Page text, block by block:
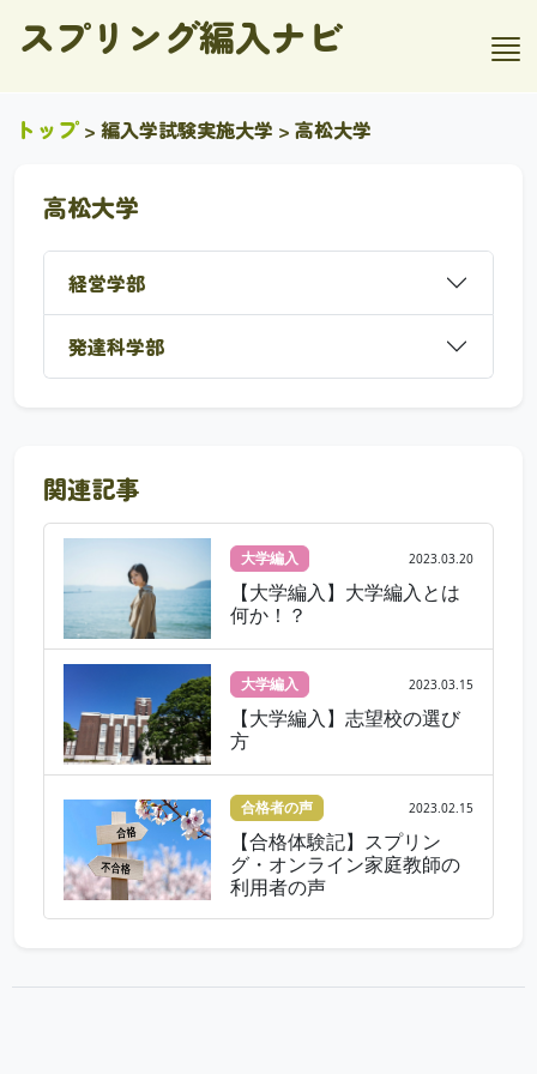
スプリング編入ナビ
トップ> 編入学試験実施大学 > 高松大学
高松大学
経営学部
発達科学部
関連記事
大学編入 2023.03.20
【大学編入】大学編入とは
何か！？
大学編入 2023.03.15
【大学編入】志望校の選び
方
合格者の声 2023.02.15
【合格体験記】スプリン
グ・オンライン家庭教師の
利用者の声